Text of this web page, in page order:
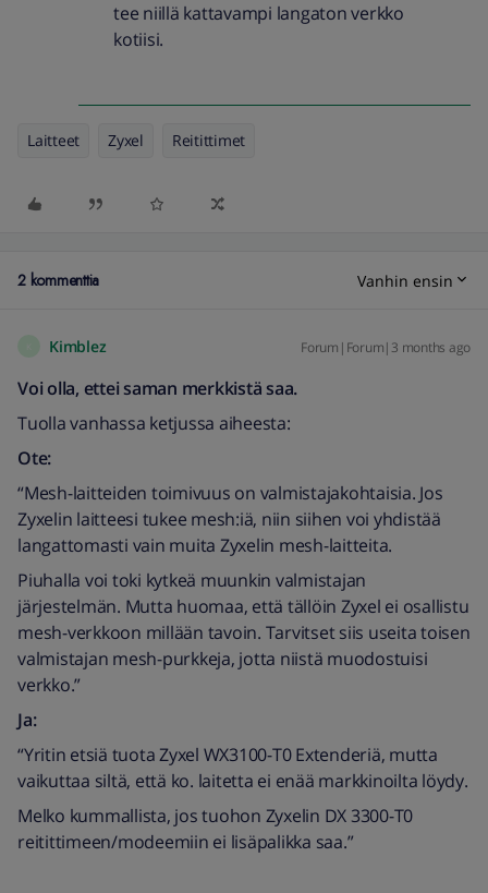
tee niillä kattavampi langaton verkko
kotiisi.
Laitteet Zyxel Reitittimet
2 kommenttia Vanhin ensin
Kimblez Forum|Forum|3 months ago
Voi olla, ettei saman merkkistä saa.
Tuolla vanhassa ketjussa aiheesta:
Ote:
“Mesh-laitteiden toimivuus on valmistajakohtaisia. Jos
Zyxelin laitteesi tukee mesh:iä, niin siihen voi yhdistää
langattomasti vain muita Zyxelin mesh-laitteita.
Piuhalla voi toki kytkeä muunkin valmistajan
järjestelmän. Mutta huomaa, että tällöin Zyxel ei osallistu
mesh-verkkoon millään tavoin. Tarvitset siis useita toisen
valmistajan mesh-purkkeja, jotta niistä muodostuisi
verkko.”
Ja:
“Yritin etsiä tuota Zyxel WX3100-T0 Extenderiä, mutta
vaikuttaa siltä, että ko. laitetta ei enää markkinoilta löydy.
Melko kummallista, jos tuohon Zyxelin DX 3300-T0
reitittimeen/modeemiin ei lisäpalikka saa.”